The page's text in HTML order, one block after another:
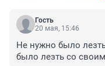
Гость
20 мая, 15:46
Не нужно было
было лезть со